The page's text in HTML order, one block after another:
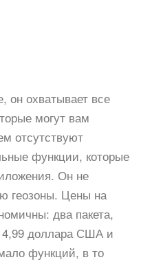
он охватывает все
могут вам
отсутствуют
функции, которые
Он не
геозоны. Цены на
два пакета,
4,99 доллара США и
функций, в то